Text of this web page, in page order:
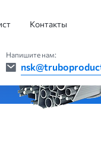
Контакты
Напишите нам: